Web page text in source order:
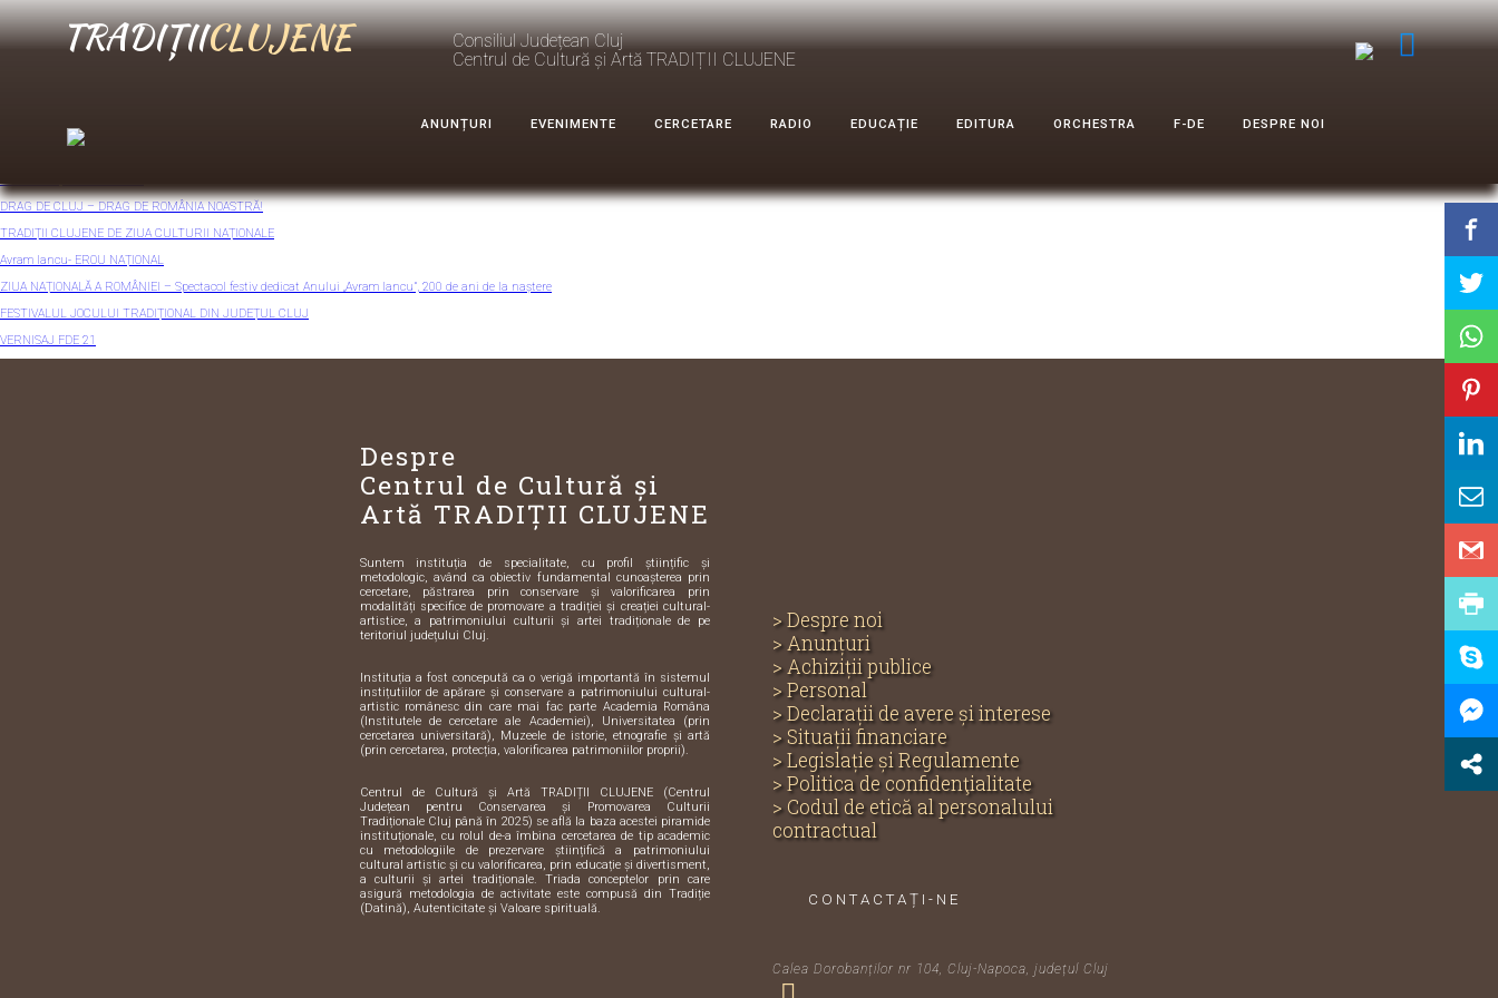
TRADIȚIICLUJENE
Consiliul Județean Cluj
Centrul de Cultură și Artă TRADIȚII CLUJENE
ANUNȚURI EVENIMENTE CERCETARE RADIO EDUCAȚIE EDITURA ORCHESTRA F-DE DESPRE NOI
Viitorul Tradițiilor Clujene urcă pe scenă!
Concert de pricesne „Tradiții clujene, de Buna Vestire”
Ziua Culturii Naționale la Cluj: eveniment special cu Grigore Leșe
DRAG DE CLUJ – DRAG DE ROMÂNIA NOASTRĂ!
TRADIȚII CLUJENE DE ZIUA CULTURII NAȚIONALE
Avram Iancu- EROU NAȚIONAL
ZIUA NAȚIONALĂ A ROMÂNIEI – Spectacol festiv dedicat Anului „Avram Iancu”, 200 de ani de la naștere
FESTIVALUL JOCULUI TRADIȚIONAL DIN JUDEȚUL CLUJ
VERNISAJ FDE 21
Despre
Centrul de Cultură și
Artă TRADIȚII CLUJENE
Suntem instituția de specialitate, cu profil științific și
metodologic, având ca obiectiv fundamental cunoașterea prin
cercetare, păstrarea prin conservare și valorificarea prin
modalități specifice de promovare a tradiției și creației cultural-
artistice, a patrimoniului culturii și artei tradiționale de pe
teritoriul județului Cluj.
Instituția a fost concepută ca o verigă importantă în sistemul
instițutiilor de apărare și conservare a patrimoniului cultural-
artistic românesc din care mai fac parte Academia Româna
(Institutele de cercetare ale Academiei), Universitatea (prin
cercetarea universitară), Muzeele de istorie, etnografie și artă
(prin cercetarea, protecția, valorificarea patrimoniilor proprii).
Centrul de Cultură și Artă TRADIȚII CLUJENE (Centrul
Județean pentru Conservarea și Promovarea Culturii
Tradiționale Cluj până în 2025) se află la baza acestei piramide
instituționale, cu rolul de-a îmbina cercetarea de tip academic
cu metodologiile de prezervare științifică a patrimoniului
cultural artistic și cu valorificarea, prin educație și divertisment,
a culturii și artei tradiționale. Triada conceptelor prin care
asigură metodologia de activitate este compusă din Tradiție
(Datină), Autenticitate și Valoare spirituală.
> Despre noi
> Anunțuri
> Achiziții publice
> Personal
> Declarații de avere și interese
> Situații financiare
> Legislație și Regulamente
> Politica de confidenţialitate
> Codul de etică al personalului
contractual
CONTACTAȚI-NE
Calea Dorobanților nr 104, Cluj-Napoca, județul Cluj